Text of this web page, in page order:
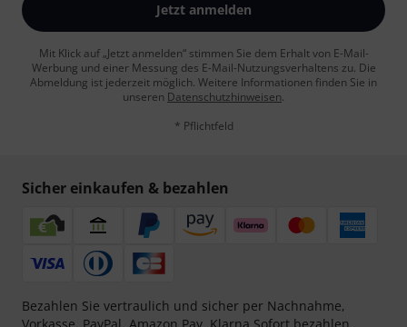
Jetzt anmelden
Mit Klick auf „Jetzt anmelden“ stimmen Sie dem Erhalt von E-Mail-
Werbung und einer Messung des E-Mail-Nutzungsverhaltens zu. Die
Abmeldung ist jederzeit möglich. Weitere Informationen finden Sie in
unseren Datenschutzhinweisen.
* Pflichtfeld
Sicher einkaufen & bezahlen
Bezahlen Sie vertraulich und sicher per Nachnahme,